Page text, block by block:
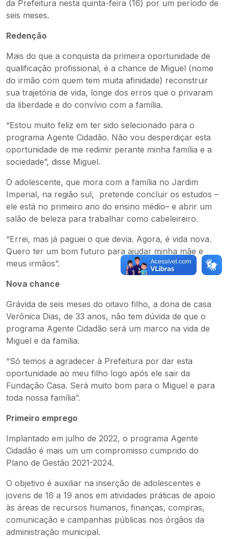
da Prefeitura nesta quinta-feira (16) por um período de
seis meses.
Redenção
Mais do que a conquista da primeira oportunidade de
qualificação profissional, é a chance de Miguel (nome
do irmão com quem tem muita afinidade) reconstruir
sua trajetória de vida, longe dos erros que o privaram
da liberdade e do convívio com a família.
“Estou muito feliz em ter sido selecionado para o
programa Agente Cidadão. Não vou desperdiçar esta
oportunidade de me redimir perante minha família e a
sociedade”, disse Miguel.
O adolescente, que mora com a família no Jardim
Imperial, na região sul, pretende concluir os estudos –
ele está no primeiro ano do ensino médio– e abrir um
salão de beleza para trabalhar como cabeleireiro.
“Errei, mas já paguei o que devia. Agora, é vida nova.
Quero ter um bom futuro para ajudar minha mãe e
meus irmãos”.
Nova chance
Grávida de seis meses do oitavo filho, a dona de casa
Verônica Dias, de 33 anos, não tem dúvida de que o
programa Agente Cidadão será um marco na vida de
Miguel e da família.
“Só temos a agradecer à Prefeitura por dar esta
oportunidade ao meu filho logo após ele sair da
Fundação Casa. Será muito bom para o Miguel e para
toda nossa família”.
Primeiro emprego
Implantado em julho de 2022, o programa Agente
Cidadão é mais um um compromisso cumprido do
Plano de Gestão 2021-2024.
O objetivo é auxiliar na inserção de adolescentes e
jovens de 16 a 19 anos em atividades práticas de apoio
às áreas de recursos humanos, finanças, compras,
comunicação e campanhas públicas nos órgãos da
administração municipal.